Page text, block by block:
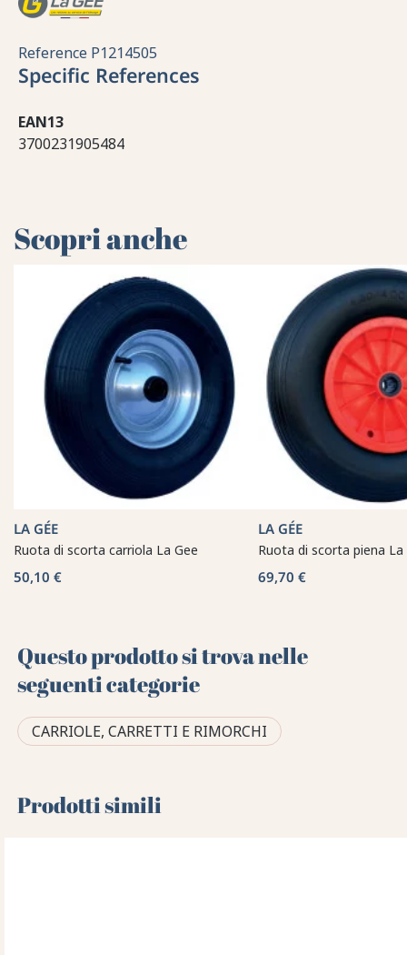
Reference P1214505
Specific References
EAN13
3700231905484
Scopri anche
LA GÉE
Ruota di scorta carriola La Gee
50,10 €
LA GÉE
Ruota di scorta piena La
69,70 €
Questo prodotto si trova nelle
seguenti categorie
CARRIOLE, CARRETTI E RIMORCHI
Prodotti simili